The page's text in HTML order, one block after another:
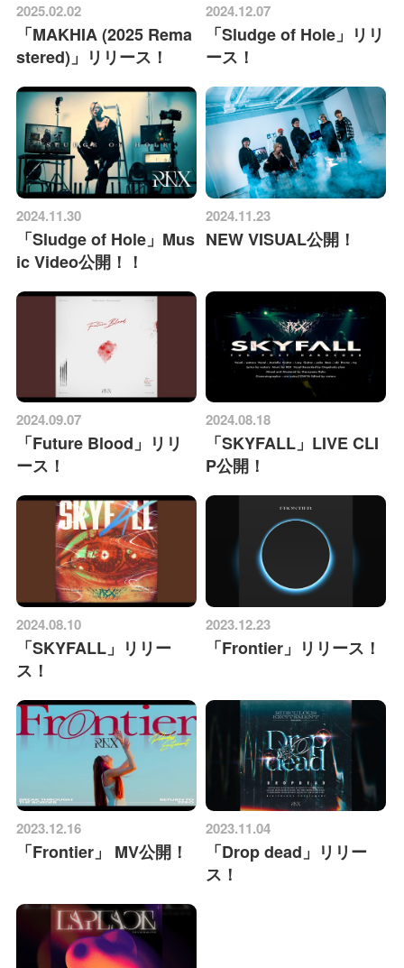
2025.02.02
「MAKHIA (2025 Rema
stered)」リリース！
2024.12.07
「Sludge of Hole」リリ
ース！
2024.11.30
「Sludge of Hole」Mus
ic Video公開！！
2024.11.23
NEW VISUAL公開！
2024.09.07
「Future Blood」リリ
ース！
2024.08.18
「SKYFALL」LIVE CLI
P公開！
2024.08.10
「SKYFALL」リリー
ス！
2023.12.23
「Frontier」リリース！
2023.12.16
「Frontier」 MV公開！
2023.11.04
「Drop dead」リリー
ス！